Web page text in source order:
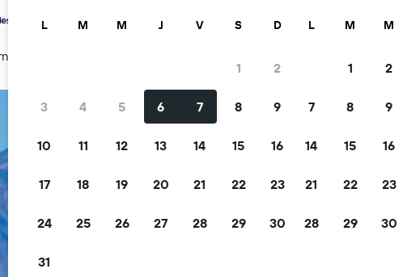
L M M J V S D
1 2
3 4 5 6 7 8 9
10 11 12 13 14 15 16
17 18 19 20 21 22 23
24 25 26 27 28 29 30
31
L M M
1 2
7 8 9
14 15 16
21 22 23
28 29 30